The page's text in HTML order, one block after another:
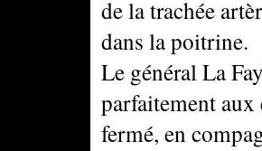
de la trachée
dans la poitrine.
Le général La
parfaitement
fermé, en